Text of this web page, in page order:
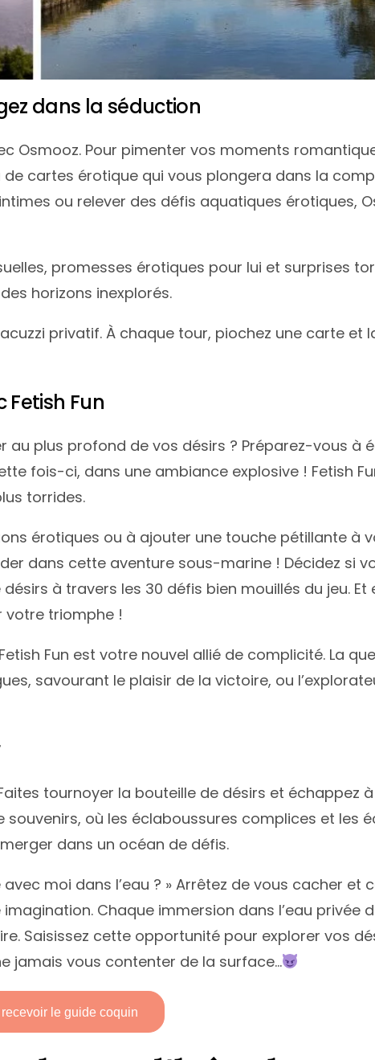
dans la séduction
Osmooz. Pour pimenter vos moments
cartes érotique qui vous plongera dans la
ou relever des défis aquatiques érotiques,
promesses érotiques pour lui et surprises
horizons inexplorés.
privatif. À chaque tour, piochez une carte et
Fetish Fun
au plus profond de vos désirs ? Préparez-vous à
fois-ci, dans une ambiance explosive ! Fetish
torrides.
érotiques ou à ajouter une touche pétillante à
dans cette aventure sous-marine ! Décidez si
à travers les 30 défis bien mouillés du jeu. Et
votre triomphe !
Fun est votre nouvel allié de complicité. La
savourant le plaisir de la victoire, ou
tournoyer la bouteille de désirs et échappez à
où les éclaboussures complices et les
dans un océan de défis.
moi dans l’eau ? » Arrêtez de vous cacher et
Chaque immersion dans l’eau privée
Saisissez cette opportunité pour explorer vos
jamais vous contenter de la surface…
le guide coquin